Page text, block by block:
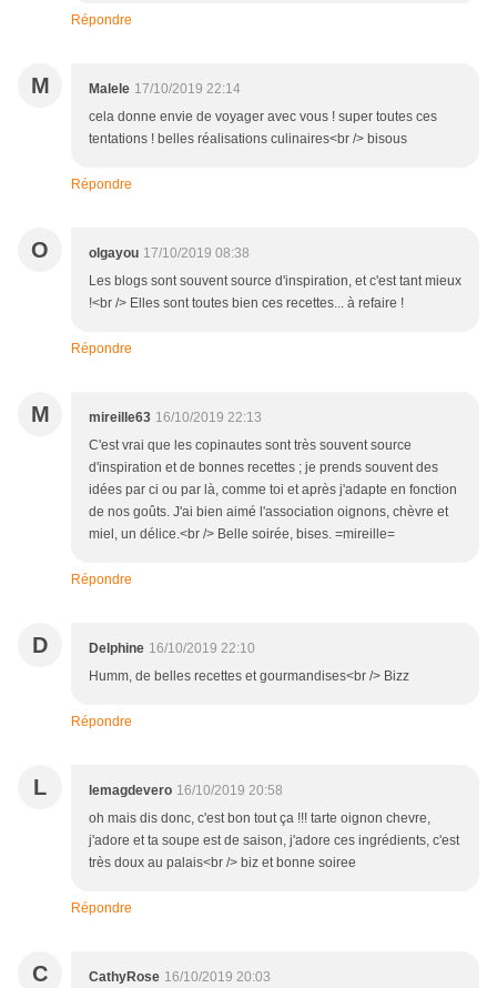
Répondre
M Malele 17/10/2019 22:14
cela donne envie de voyager avec vous ! super toutes ces
tentations ! belles réalisations culinaires<br /> bisous
Répondre
O olgayou 17/10/2019 08:38
Les blogs sont souvent source d'inspiration, et c'est tant mieux
!<br /> Elles sont toutes bien ces recettes... à refaire !
Répondre
M mireille63 16/10/2019 22:13
C'est vrai que les copinautes sont très souvent source
d'inspiration et de bonnes recettes ; je prends souvent des
idées par ci ou par là, comme toi et après j'adapte en fonction
de nos goûts. J'ai bien aimé l'association oignons, chèvre et
miel, un délice.<br /> Belle soirée, bises. =mireille=
Répondre
D Delphine 16/10/2019 22:10
Humm, de belles recettes et gourmandises<br /> Bizz
Répondre
L lemagdevero 16/10/2019 20:58
oh mais dis donc, c'est bon tout ça !!! tarte oignon chevre,
j'adore et ta soupe est de saison, j'adore ces ingrédients, c'est
très doux au palais<br /> biz et bonne soiree
Répondre
C CathyRose 16/10/2019 20:03